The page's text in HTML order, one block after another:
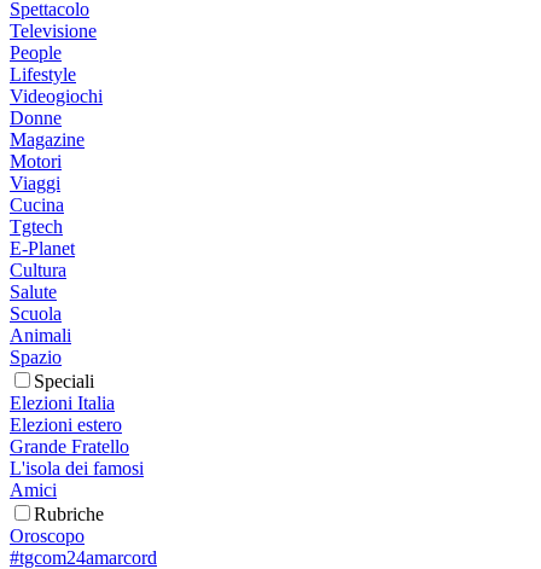
Spettacolo
Televisione
People
Lifestyle
Videogiochi
Donne
Magazine
Motori
Viaggi
Cucina
Tgtech
E-Planet
Cultura
Salute
Scuola
Animali
Spazio
Speciali
Elezioni Italia
Elezioni estero
Grande Fratello
L'isola dei famosi
Amici
Rubriche
Oroscopo
#tgcom24amarcord